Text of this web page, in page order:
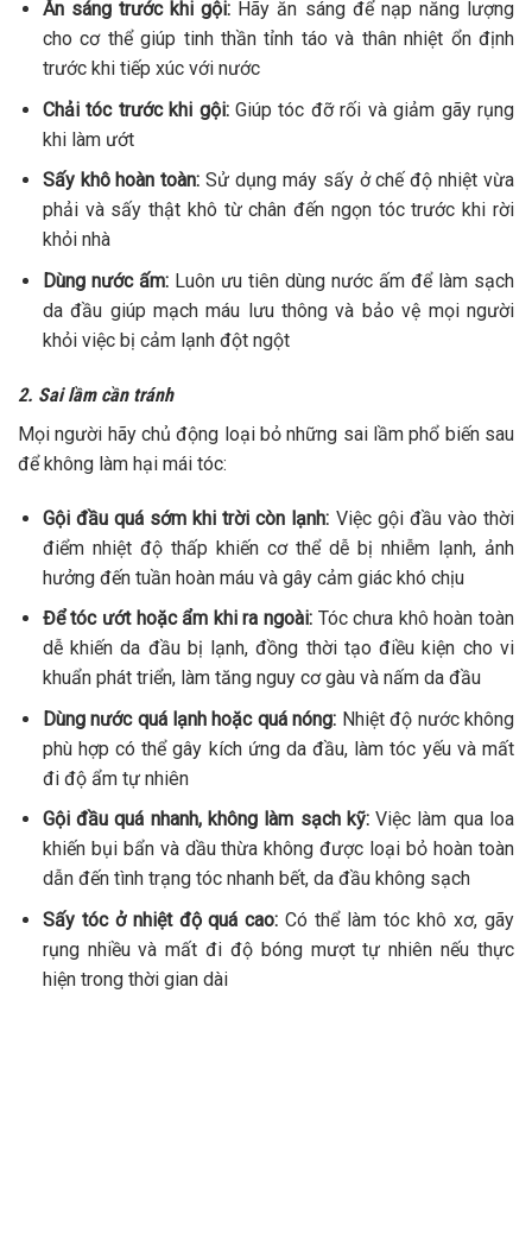
Ăn sáng trước khi gội: Hãy ăn sáng để nạp năng lượng
cho cơ thể giúp tinh thần tỉnh táo và thân nhiệt ổn định
trước khi tiếp xúc với nước
Chải tóc trước khi gội: Giúp tóc đỡ rối và giảm gãy rụng
khi làm ướt
Sấy khô hoàn toàn: Sử dụng máy sấy ở chế độ nhiệt vừa
phải và sấy thật khô từ chân đến ngọn tóc trước khi rời
khỏi nhà
Dùng nước ấm:Luôn ưu tiên dùng nước ấm để làm sạch
da đầu giúp mạch máu lưu thông và bảo vệ mọi người
khỏi việc bị cảm lạnh đột ngột
2. Sai lầm cần tránh
Mọi người hãy chủ động loại bỏ những sai lầm phổ biến sau
để không làm hại mái tóc:
Gội đầu quá sớm khi trời còn lạnh: Việc gội đầu vào thời
điểm nhiệt độ thấp khiến cơ thể dễ bị nhiễm lạnh, ảnh
hưởng đến tuần hoàn máu và gây cảm giác khó chịu
Để tóc ướt hoặc ẩm khi ra ngoài: Tóc chưa khô hoàn toàn
dễ khiến da đầu bị lạnh, đồng thời tạo điều kiện cho vi
khuẩn phát triển, làm tăng nguy cơ gàu và nấm da đầu
Dùng nước quá lạnh hoặc quá nóng: Nhiệt độ nước không
phù hợp có thể gây kích ứng da đầu, làm tóc yếu và mất
đi độ ẩm tự nhiên
Gội đầu quá nhanh, không làm sạch kỹ:Việc làm qua loa
khiến bụi bẩn và dầu thừa không được loại bỏ hoàn toàn
dẫn đến tình trạng tóc nhanh bết, da đầu không sạch
Sấy tóc ở nhiệt độ quá cao: Có thể làm tóc khô xơ, gãy
rụng nhiều và mất đi độ bóng mượt tự nhiên nếu thực
hiện trong thời gian dài